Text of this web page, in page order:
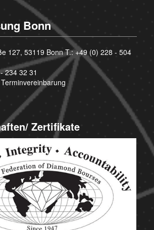
Bonn
127, 53119 Bonn T.:+49 (0) 228 - 504
234 32 31
Zertifikate